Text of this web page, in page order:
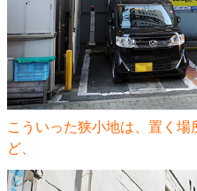
こういった狭小地は、置く
ど、